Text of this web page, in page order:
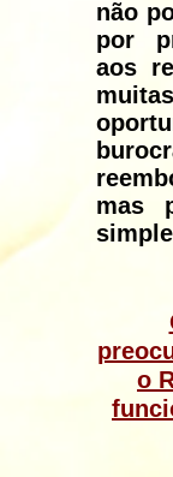
não
por
aos
mas
o